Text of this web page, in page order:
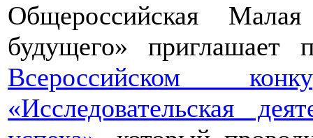
Общероссийская
будущего» приглашает
Всероссийском
«Исследовательская